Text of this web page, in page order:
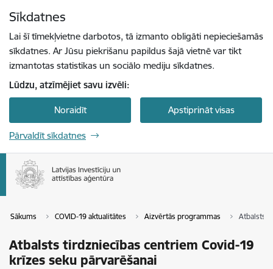
Sīkdatnes
Lai šī tīmekļvietne darbotos, tā izmanto obligāti nepieciešamās
sīkdatnes. Ar Jūsu piekrišanu papildus šajā vietnē var tikt
izmantotas statistikas un sociālo mediju sīkdatnes.
Lūdzu, atzīmējiet savu izvēli:
Noraidīt Apstiprināt visas
Pārvaldīt sīkdatnes
Sākums COVID-19 aktualitātes Aizvērtās programmas Atbalsts
Atbalsts tirdzniecības centriem Covid-19
krīzes seku pārvarēšanai